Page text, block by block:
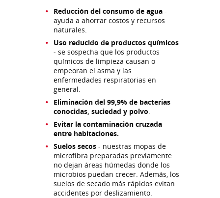
Reducción del consumo de agua -
ayuda a ahorrar costos y recursos
naturales.
Uso reducido de productos químicos
- se sospecha que los productos
químicos de limpieza causan o
empeoran el asma y las
enfermedades respiratorias en
general.
Eliminación del 99,9% de bacterias
conocidas, suciedad y polvo.
Evitar la contaminación cruzada
entre habitaciones.
Suelos secos - nuestras mopas de
microfibra preparadas previamente
no dejan áreas húmedas donde los
microbios puedan crecer. Además, los
suelos de secado más rápidos evitan
accidentes por deslizamiento.